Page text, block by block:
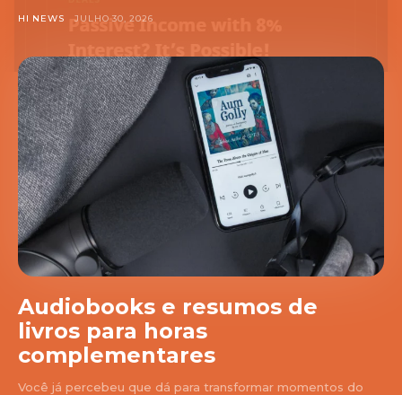
HI NEWS JULHO 30, 2026
Audiobooks e resumos de
livros para horas
complementares
Você já percebeu que dá para transformar momentos do